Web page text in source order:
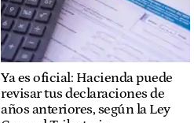
Ya es oficial: Hacienda puede
revisar tus declaraciones de
años anteriores, según la Ley